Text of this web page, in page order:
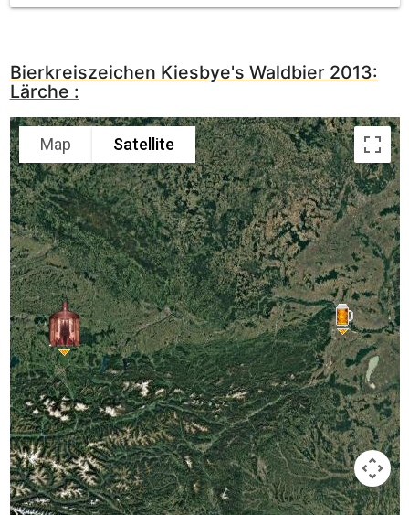
Bierkreiszeichen Kiesbye's Waldbier 2013:
Lärche :
Map Satellite